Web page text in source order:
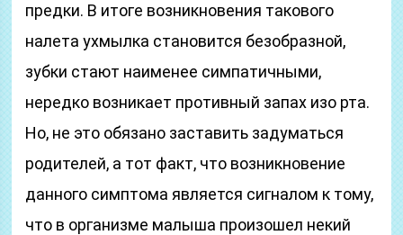
предки. В итоге возникновения такового
налета ухмылка становится безобразной,
зубки стают наименее симпатичными,
нередко возникает противный запах изо рта.
Но, не это обязано заставить задуматься
родителей, а тот факт, что возникновение
данного симптома является сигналом к тому,
что в организме малыша произошел некий